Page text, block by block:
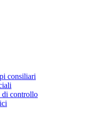
consiliari
di controllo